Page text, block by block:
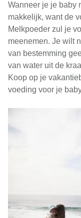
Wanneer je je baby
makkelijk, want de
Melkpoeder zul je
meenemen. Je wilt
van bestemming
van water uit de
Koop op je
voeding voor je